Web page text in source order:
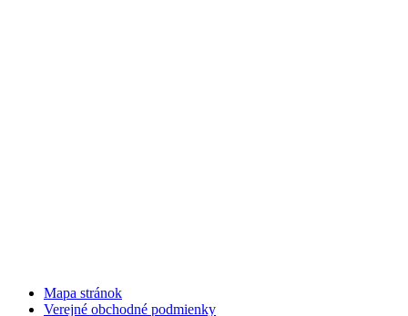
Mapa stránok
Verejné obchodné podmienky